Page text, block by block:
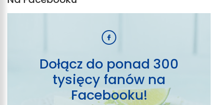
Dołącz do ponad 300
tysięcy fanów na
Facebooku!